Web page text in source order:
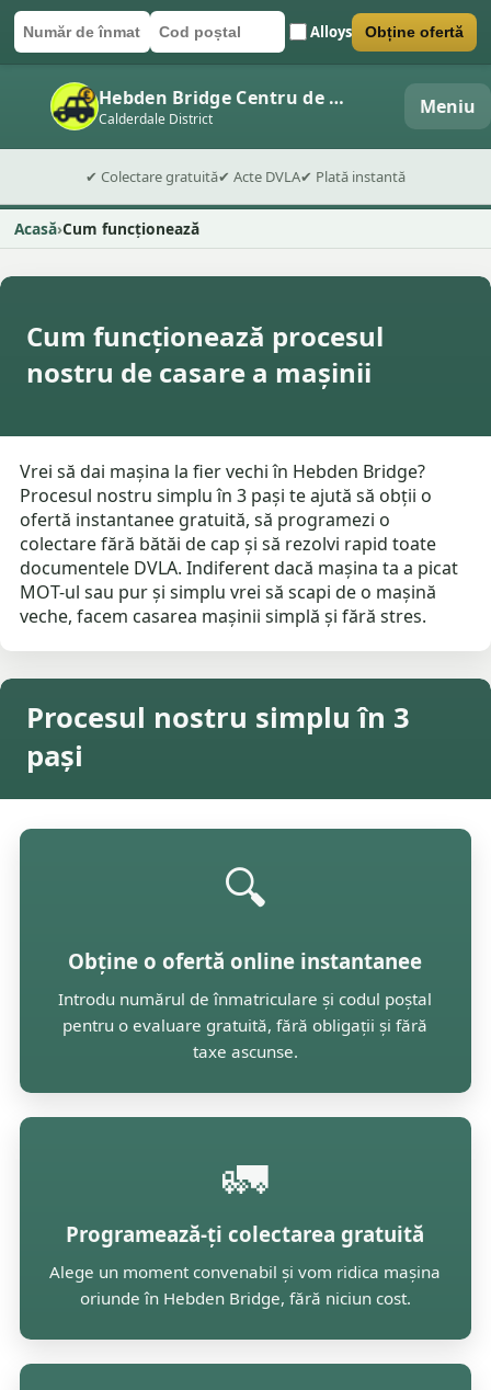
Număr de înmatriculare
Cod poștal Alloys
Trimite formularul Obține ofertă
Hebden Bridge Centru de dezmembrări auto
Calderdale District Meniu
✔ Colectare gratuită✔ Acte DVLA✔ Plată instantă
Acasă Cum funcționează
Cum funcționează procesul
nostru de casare a mașinii
Vrei să dai mașina la fier vechi în Hebden Bridge?
Procesul nostru simplu în 3 pași te ajută să obții o
ofertă instantanee gratuită, să programezi o
colectare fără bătăi de cap și să rezolvi rapid toate
documentele DVLA. Indiferent dacă mașina ta a picat
MOT-ul sau pur și simplu vrei să scapi de o mașină
veche, facem casarea mașinii simplă și fără stres.
Procesul nostru simplu în 3
pași
🔍
Obține o ofertă online instantanee
Introdu numărul de înmatriculare și codul poștal
pentru o evaluare gratuită, fără obligații și fără
taxe ascunse.
🚛
Programează-ți colectarea gratuită
Alege un moment convenabil și vom ridica mașina
oriunde în Hebden Bridge, fără niciun cost.